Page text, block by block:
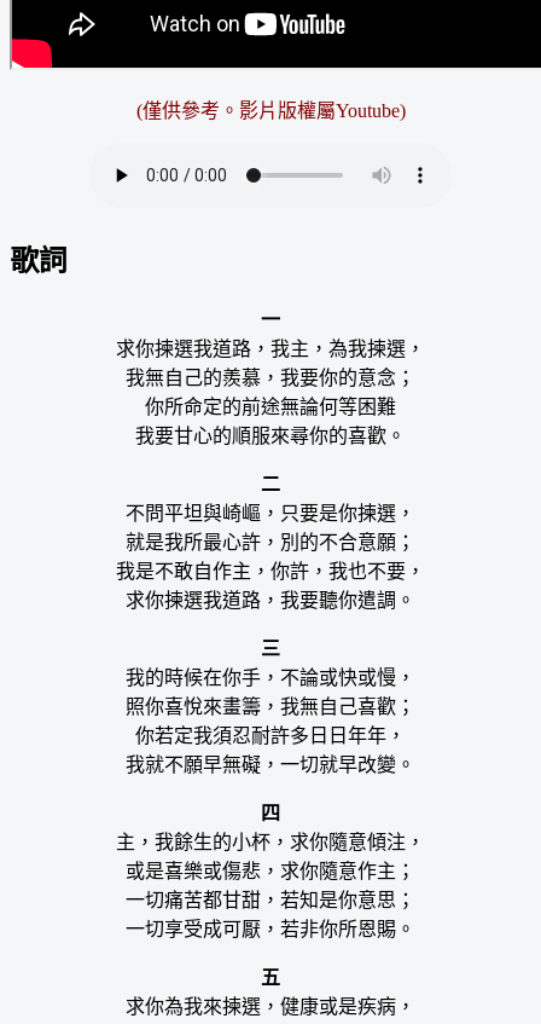
(僅供參考。影片版權屬Youtube)
歌詞
一
求你揀選我道路，我主，為我揀選，
我無自己的羨慕，我要你的意念；
你所命定的前途無論何等困難
我要甘心的順服來尋你的喜歡。
二
不問平坦與崎嶇，只要是你揀選，
就是我所最心許，別的不合意願；
我是不敢自作主，你許，我也不要，
求你揀選我道路，我要聽你遣調。
三
我的時候在你手，不論或快或慢，
照你喜悅來畫籌，我無自己喜歡；
你若定我須忍耐許多日日年年，
我就不願早無礙，一切就早改變。
四
主，我餘生的小杯，求你隨意傾注，
或是喜樂或傷悲，求你隨意作主；
一切痛苦都甘甜，若知是你意思；
一切享受成可厭，若非你所恩賜。
五
求你為我來揀選，健康或是疾病，